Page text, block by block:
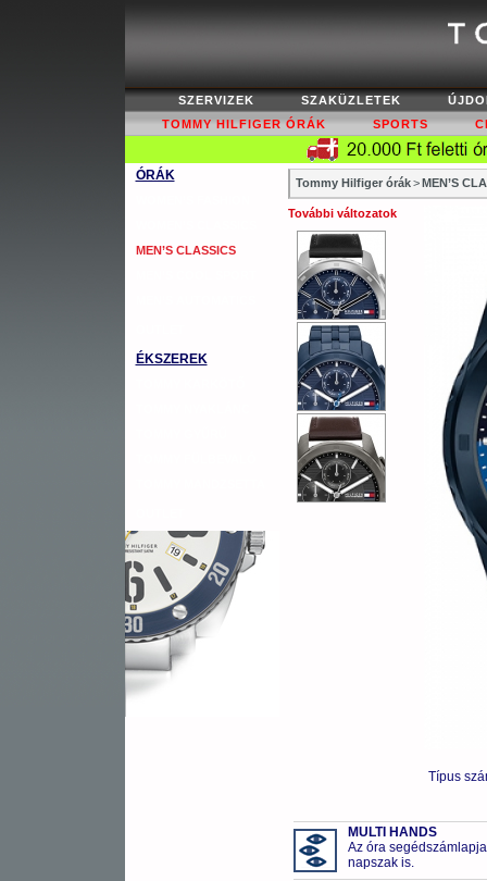
SZERVIZEK SZAKÜZLETEK
TOMMY HILFIGER ÓRÁK
SPORTS
ÓRÁK
MEN’S CLASSICS
ÉKSZEREK
Tommy Hilfiger órák > MEN’S
További változatok
Típus
MULTI HANDS
Az óra
napszak is.